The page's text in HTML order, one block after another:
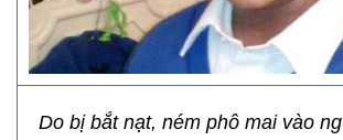
Do bị bắt nạt, ném phô mai vào